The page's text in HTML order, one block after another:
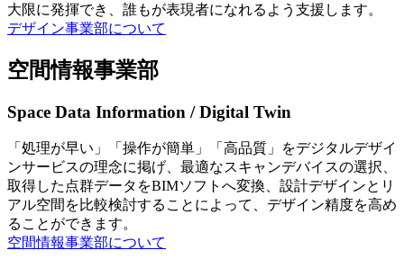
大限に発揮でき、誰もが表現者になれるよう支援します。
デザイン事業部について
空間情報事業部
Space Data Information / Digital Twin
「処理が早い」「操作が簡単」「高品質」をデジタルデザイ
ンサービスの理念に掲げ、最適なスキャンデバイスの選択、
取得した点群データをBIMソフトへ変換、設計デザインとリ
アル空間を比較検討することによって、デザイン精度を高め
ることができます。
空間情報事業部について